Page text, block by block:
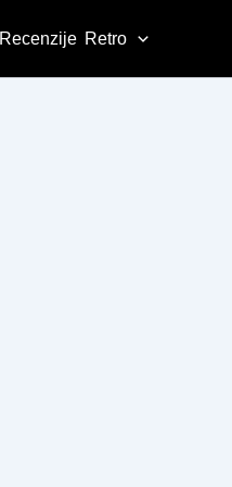
Recenzije Retro